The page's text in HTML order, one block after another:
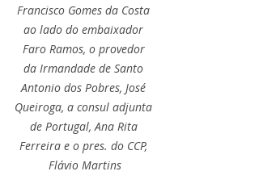
Francisco Gomes da Costa
ao lado do embaixador
Faro Ramos, o provedor
da Irmandade de Santo
Antonio dos Pobres, José
Queiroga, a consul adjunta
de Portugal, Ana Rita
Ferreira e o pres. do CCP,
Flávio Martins